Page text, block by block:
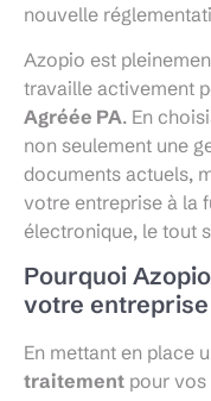
nouvelle
Azopio est
travaille activement
Agréée PA. En
non seulement une
documents actuels,
votre entreprise à la
électronique, le tout
Pourquoi
votre
En mettant en place
traitement pour